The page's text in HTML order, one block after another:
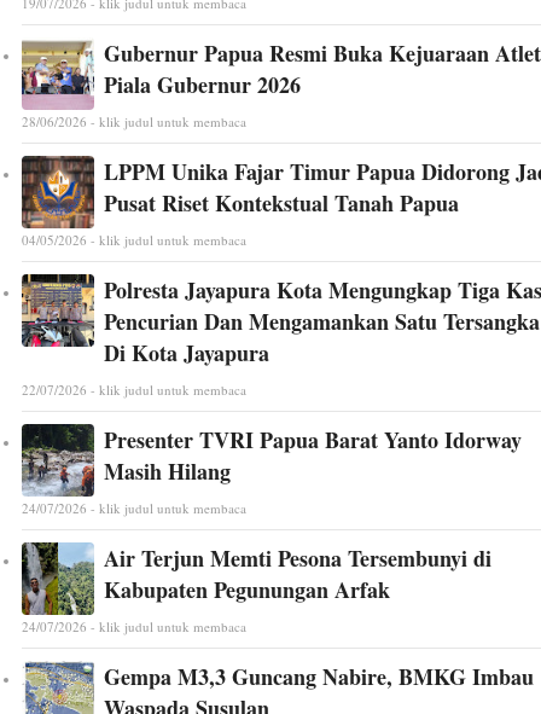
Gubernur Papua Resmi Buka Kejuaraan
Piala Gubernur 2026
28/06/2026 - klik judul untuk membaca
LPPM Unika Fajar Timur Papua Didorong
Pusat Riset Kontekstual Tanah Papua
04/05/2026 - klik judul untuk membaca
Polresta Jayapura Kota Mengungkap Tiga
Pencurian Dan Mengamankan Satu Tersangka
Di Kota Jayapura
22/07/2026 - klik judul untuk membaca
Presenter TVRI Papua Barat Yanto Idorway
Masih Hilang
24/07/2026 - klik judul untuk membaca
Air Terjun Memti Pesona Tersembunyi di
Kabupaten Pegunungan Arfak
24/07/2026 - klik judul untuk membaca
Gempa M3,3 Guncang Nabire, BMKG Imbau